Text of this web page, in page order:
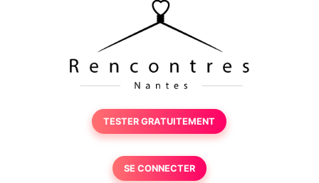
TESTER GRATUITEMENT
SE CONNECTER